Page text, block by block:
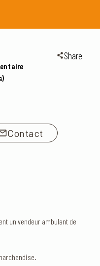
Share
Contact
un vendeur ambulant de